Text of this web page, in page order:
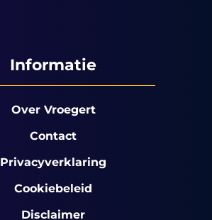
Informatie
Over Vroegert
Contact
Privacyverklaring
Cookiebeleid
Disclaimer